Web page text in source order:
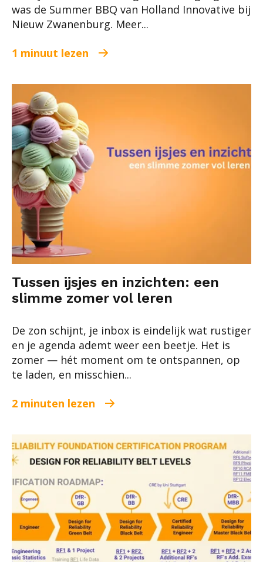
was de Summer BBQ van Holland Innovative bij
Nieuw Zwanenburg. Meer...
1 minuut lezen
Tussen ijsjes en inzichten: een
slimme zomer vol leren
De zon schijnt, je inbox is eindelijk wat rustiger
en je agenda ademt weer een beetje. Het is
zomer — hét moment om te ontspannen, op
te laden, en misschien...
2 minuten lezen